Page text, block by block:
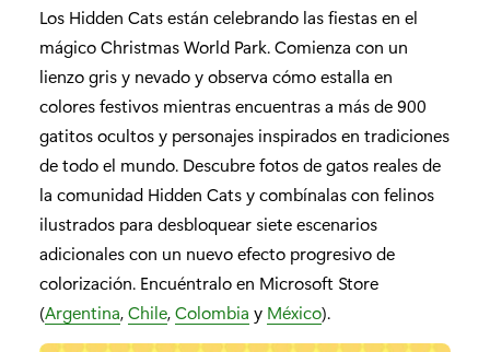
Los Hidden Cats están celebrando las fiestas en el
mágico Christmas World Park. Comienza con un
lienzo gris y nevado y observa cómo estalla en
colores festivos mientras encuentras a más de 900
gatitos ocultos y personajes inspirados en tradiciones
de todo el mundo. Descubre fotos de gatos reales de
la comunidad Hidden Cats y combínalas con felinos
ilustrados para desbloquear siete escenarios
adicionales con un nuevo efecto progresivo de
colorización. Encuéntralo en Microsoft Store
(Argentina,Chile,Colombia y México).